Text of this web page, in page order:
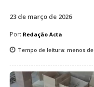
23 de março de 2026
Por: Redação Acta
Tempo de leitura: menos de